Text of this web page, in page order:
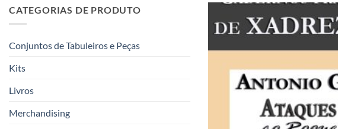
CATEGORIAS DE PRODUTO
Conjuntos de Tabuleiros e Peças
Kits
Livros
Merchandising